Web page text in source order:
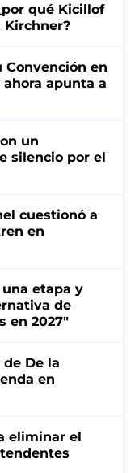
qué Kicillof
Kirchner?
Convención en
apunta a
un
silencio por el
cuestionó a
en
etapa y
de
en 2027"
De la
en
eliminar el